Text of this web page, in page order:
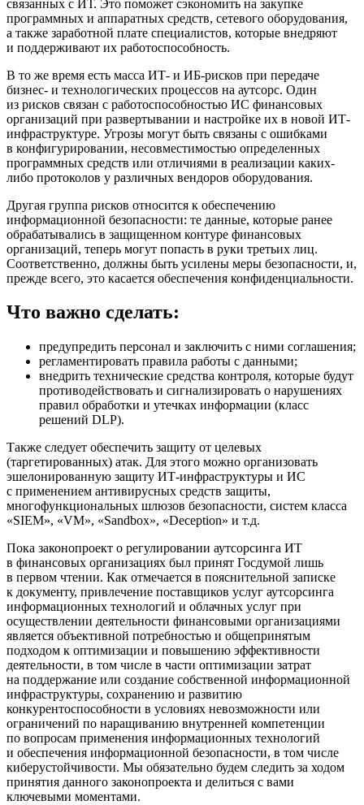
связанных с ИТ. Это поможет сэкономить на закупке
программных и аппаратных средств, сетевого оборудования,
а также заработной плате специалистов, которые внедряют
и поддерживают их работоспособность.
В то же время есть масса ИТ- и ИБ-рисков при передаче
бизнес- и технологических процессов на аутсорс. Один
из рисков связан с работоспособностью ИС финансовых
организаций при развертывании и настройке их в новой ИТ-
инфраструктуре. Угрозы могут быть связаны с ошибками
в конфигурировании, несовместимостью определенных
программных средств или отличиями в реализации каких-
либо протоколов у различных вендоров оборудования.
Другая группа рисков относится к обеспечению
информационной безопасности: те данные, которые ранее
обрабатывались в защищенном контуре финансовых
организаций, теперь могут попасть в руки третьих лиц.
Соответственно, должны быть усилены меры безопасности, и,
прежде всего, это касается обеспечения конфиденциальности.
Что важно сделать:
предупредить персонал и заключить с ними соглашения;
регламентировать правила работы с данными;
внедрить технические средства контроля, которые будут
противодействовать и сигнализировать о нарушениях
правил обработки и утечках информации (класс
решений DLP).
Также следует обеспечить защиту от целевых
(таргетированных) атак. Для этого можно организовать
эшелонированную защиту ИТ-инфраструктуры и ИС
с применением антивирусных средств защиты,
многофункциональных шлюзов безопасности, систем класса
«SIEM», «VM», «Sandbox», «Deception» и т.д.
Пока законопроект о регулировании аутсорсинга ИТ
в финансовых организациях был принят Госдумой лишь
в первом чтении. Как отмечается в пояснительной записке
к документу, привлечение поставщиков услуг аутсорсинга
информационных технологий и облачных услуг при
осуществлении деятельности финансовыми организациями
является объективной потребностью и общепринятым
подходом к оптимизации и повышению эффективности
деятельности, в том числе в части оптимизации затрат
на поддержание или создание собственной информационной
инфраструктуры, сохранению и развитию
конкурентоспособности в условиях невозможности или
ограничений по наращиванию внутренней компетенции
по вопросам применения информационных технологий
и обеспечения информационной безопасности, в том числе
киберустойчивости. Мы обязательно будем следить за ходом
принятия данного законопроекта и делиться с вами
ключевыми моментами.